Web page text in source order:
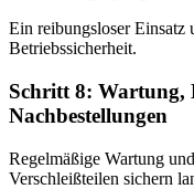
Ein reibungsloser Einsatz
Betriebssicherheit.
Schritt 8: Wartung,
Nachbestellungen
Regelmäßige Wartung
Verschleißteilen sichern